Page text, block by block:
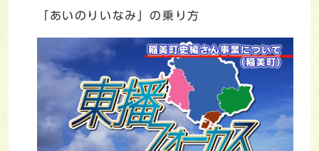
「あいのりいなみ」の乗り方